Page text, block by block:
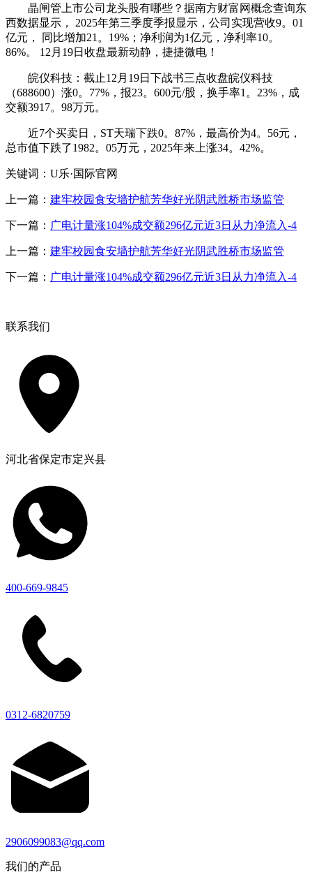
晶闸管上市公司龙头股有哪些？据南方财富网概念查询东
西数据显示， 2025年第三季度季报显示，公司实现营收9。01
亿元， 同比增加21。19%；净利润为1亿元，净利率10。
86%。 12月19日收盘最新动静，捷捷微电！
皖仪科技：截止12月19日下战书三点收盘皖仪科技
（688600）涨0。77%，报23。600元/股，换手率1。23%，成
交额3917。98万元。
近7个买卖日，ST天瑞下跌0。87%，最高价为4。56元，
总市值下跌了1982。05万元，2025年来上涨34。42%。
关键词：U乐·国际官网
上一篇： 建牢校园食安墙护航芳华好光阴武胜桥市场监管
下一篇： 广电计量涨104%成交额296亿元近3日从力净流入-4
上一篇： 建牢校园食安墙护航芳华好光阴武胜桥市场监管
下一篇： 广电计量涨104%成交额296亿元近3日从力净流入-4
联系我们
河北省保定市定兴县
400-669-9845
0312-6820759
2906099083@qq.com
我们的产品